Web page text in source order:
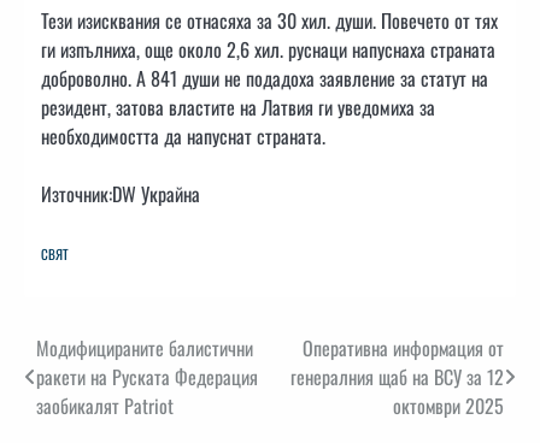
Тези изисквания се отнасяха за 30 хил. души. Повечето от тях
ги изпълниха, още около 2,6 хил. руснаци напуснаха страната
доброволно. А 841 души не подадоха заявление за статут на
резидент, затова властите на Латвия ги уведомиха за
необходимостта да напуснат страната.
Източник:DW Украйна
СВЯТ
Навигация
Модифицираните балистични
ракети на Руската Федерация
заобикалят Patriot
Оперативна информация от
генералния щаб на ВСУ за 12
октомври 2025